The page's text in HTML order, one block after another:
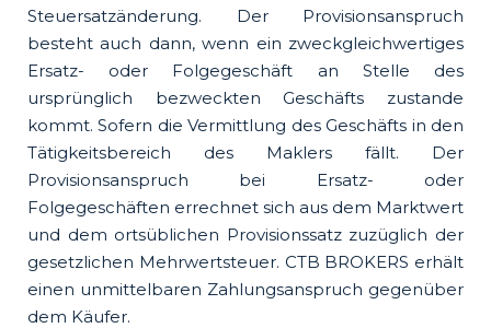
Steuersatzänderung. Der Provisionsanspruch
besteht auch dann, wenn ein zweckgleichwertiges
Ersatz- oder Folgegeschäft an Stelle des
ursprünglich bezweckten Geschäfts zustande
kommt. Sofern die Vermittlung des Geschäfts in den
Tätigkeitsbereich des Maklers fällt. Der
Provisionsanspruch bei Ersatz- oder
Folgegeschäften errechnet sich aus dem Marktwert
und dem ortsüblichen Provisionssatz zuzüglich der
gesetzlichen Mehrwertsteuer. CTB BROKERS erhält
einen unmittelbaren Zahlungsanspruch gegenüber
dem Käufer.